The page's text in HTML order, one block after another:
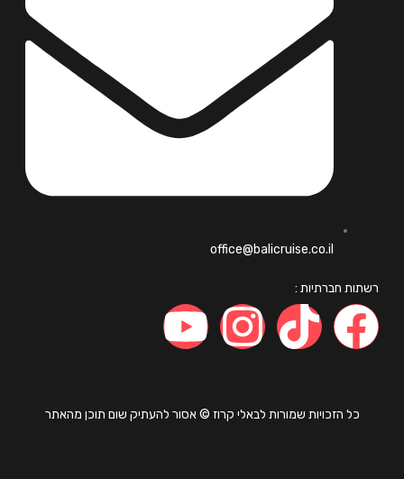
office@balicruise.co.il
חברתיות :
כל הזכויות שמורות לבאלי קרוז © אסור להעתיק שום תוכן מהאתר